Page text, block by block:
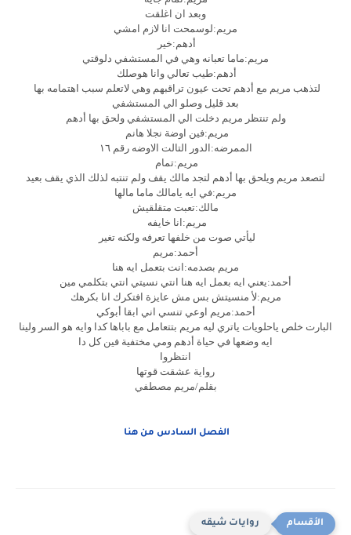
وبعد ان اغلقت
مريم:لوسمحت انا لازم امشي
أدهم:خير
مريم:ماما تعبانه وهي في المستشفي دلوقتي
أدهم:طيب تعالي وانا هوصلك
لتذهب مريم مع أدهم تحت عيون تراقبهم وهي لاتعلم سبب اهتمامه بها
بعد قليل وصلو الي المستشفي
ولم تنتظر مريم دخلت الي المستشفي ولحق بها أدهم
مريم:فين اوضة نجلا هانم
الممرضه:الدور التالت الاوضه رقم ١٦
مريم:تمام
لتصعد مريم ويلحق بها أدهم لتجد مالك يقف ولم تنتبه لذلك الذي يقف بعيد
مريم:في ايه يامالك ماما مالها
مالك:تعبت متقلقيش
مريم:انا خايفه
ليأتي صوت من خلفها تعرفه ولكنه تغير
أحمد:مريم
مريم بصدمه:انت بتعمل ايه هنا
أحمد:يعني ايه بعمل ايه هنا انتي نسيتي انتي بتكلمي مين
مريم:لأ منسيتش بس مش عايزة افتكرك انا بكرهك
أحمد:مريم اوعي تنسي اني ابقا أبوكي
البارت خلص ياحلويات ياتري ليه مريم بتتعامل مع باباها كدا وايه هو السر ولينا
ايه وضعها في حياة أدهم ومي مختفية فين كل دا
انتظروا
رواية عشقت قوتها
بقلم/مريم مصطفي
الفصل السادس من هنا
روايات شيقه